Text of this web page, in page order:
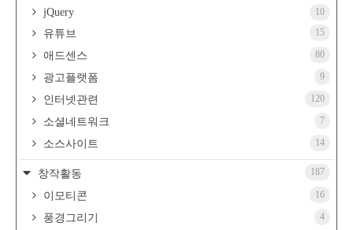
jQuery 10
유튜브 15
애드센스 80
광고플랫폼 9
인터넷관련 120
소셜네트워크 7
소스사이트 14
창작활동 187
이모티콘 16
풍경그리기 4